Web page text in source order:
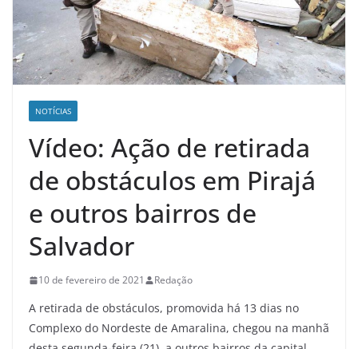
NOTÍCIAS
Vídeo: Ação de retirada
de obstáculos em Pirajá
e outros bairros de
Salvador
10 de fevereiro de 2021 Redação
A retirada de obstáculos, promovida há 13 dias no
Complexo do Nordeste de Amaralina, chegou na manhã